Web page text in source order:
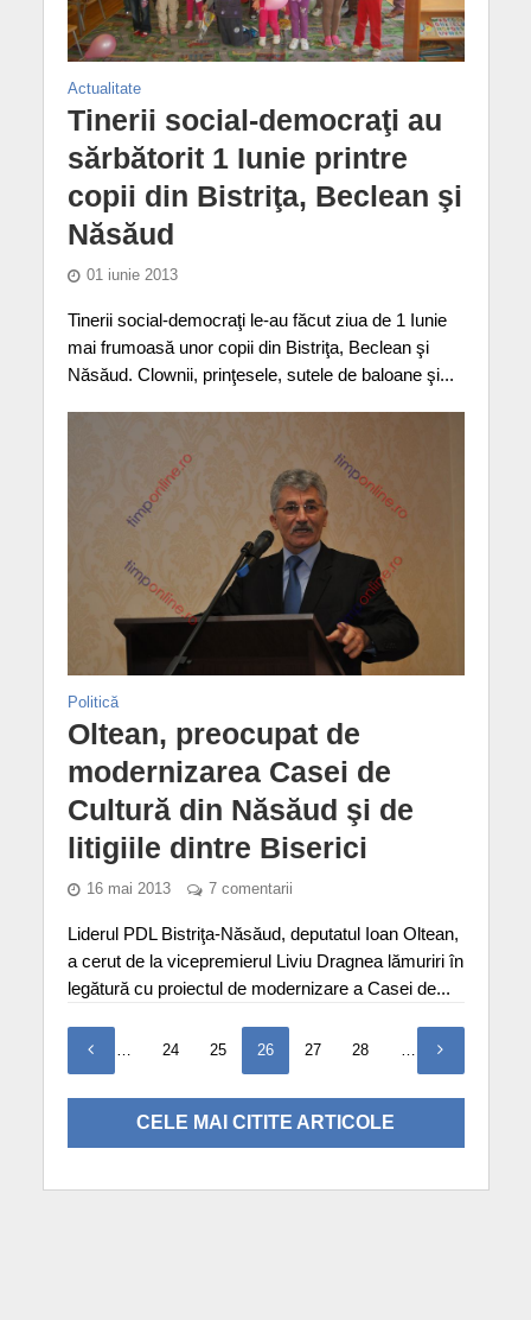
Actualitate
Tinerii social-democraţi au
sărbătorit 1 Iunie printre
copii din Bistriţa, Beclean şi
Năsăud
01 iunie 2013
Tinerii social-democraţi le-au făcut ziua de 1 Iunie
mai frumoasă unor copii din Bistriţa, Beclean şi
Năsăud. Clownii, prinţesele, sutele de baloane şi...
Politică
Oltean, preocupat de
modernizarea Casei de
Cultură din Năsăud şi de
litigiile dintre Biserici
16 mai 2013 7 comentarii
Liderul PDL Bistriţa-Năsăud, deputatul Ioan Oltean,
a cerut de la vicepremierul Liviu Dragnea lămuriri în
legătură cu proiectul de modernizare a Casei de...
… 24 25 26 27 28 …
CELE MAI CITITE ARTICOLE